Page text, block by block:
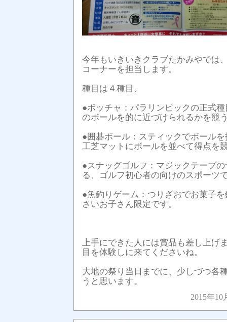
今年もいきいきクラブたかみやでは
コーナーを担当します。
種目は４種目、
●ボッチャ：パラリンピックの正式
のボールを的に近づけられるかを競
●囲碁ボール：スティックでボール
工芝マットにボールを並べて得点を
●スナッグゴルフ：マジックテープ
る、ゴルフ初心者の向けのスポーツ
●魚釣りゲーム：つりざおでお菓子
さいお子さん限定です。
上手にできた人には賞品も差し上げ
目を体験しに来てくださいね。
大地の祭り当日までに、少しづつ各
うと思います。
2015年10